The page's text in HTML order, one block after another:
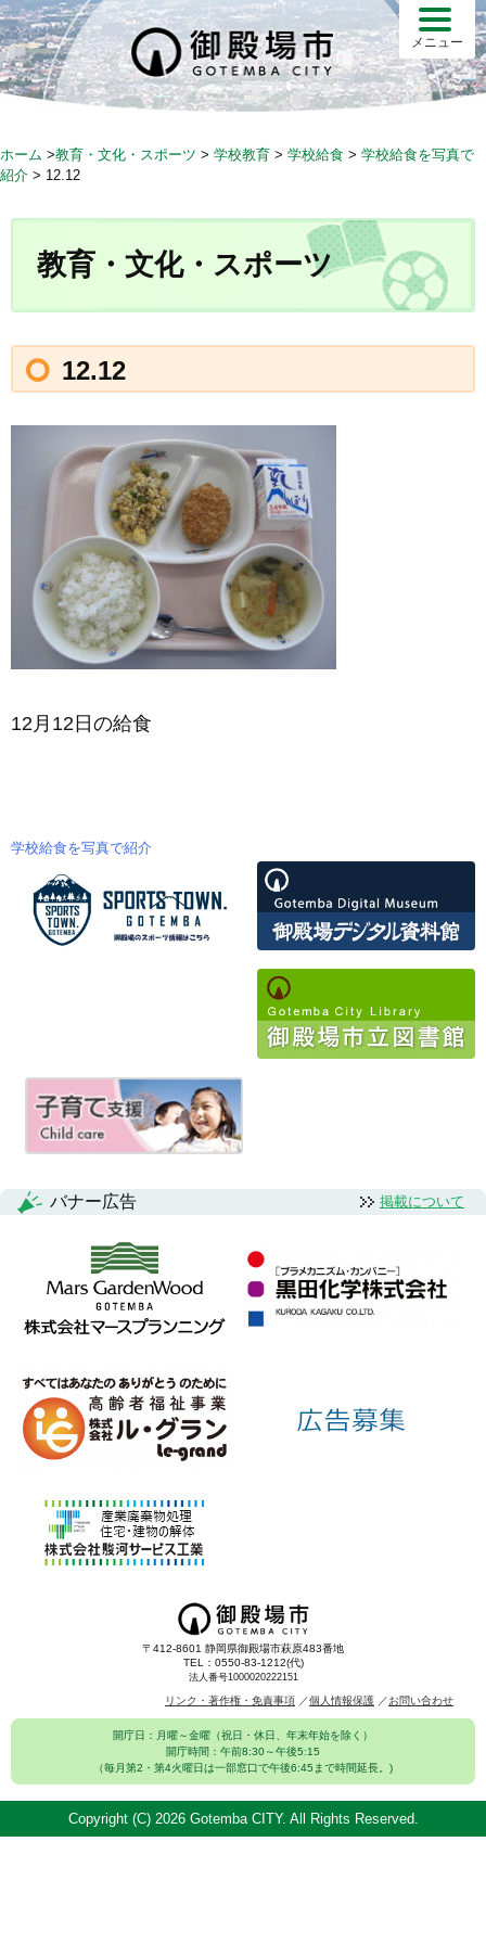
S
k
i
p
c
メニュー
ホーム >教育・文化・スポーツ > 学校教育 > 学校給食 > 学校給食を写真で
紹介 > 12.12
教育・文化・スポーツ
12.12
12月12日の給食
ー
ョ
ン
学校給食を写真で紹介
バナー広告 掲載について
〒412-8601 静岡県御殿場市萩原483番地
TEL：0550-83-1212(代)
法人番号1000020222151
リンク・著作権・免責事項 個人情報保護 お問い合わせ
開庁日：月曜～金曜（祝日・休日、年末年始を除く）
開庁時間：午前8:30～午後5:15
（毎月第2・第4火曜日は一部窓口で午後6:45まで時間延長。)
Copyright (C) 2026 Gotemba CITY. All Rights Reserved.